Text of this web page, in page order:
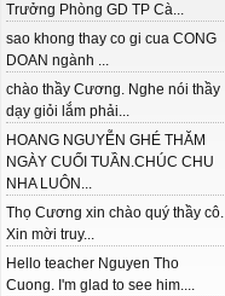
Trưởng Phòng GD TP Cà...
sao khong thay co gi cua CONG
DOAN ngành ...
chào thầy Cương. Nghe nói thầy
dạy giỏi lắm phải...
HOANG NGUYỄN GHÉ THĂM
NGÀY CUỐI TUẦN.CHÚC CHU
NHA LUÔN...
Thọ Cương xin chào quý thầy cô.
Xin mời truy...
Hello teacher Nguyen Tho
Cuong. I'm glad to see him....